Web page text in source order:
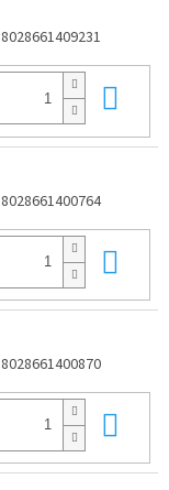
8028661409231
8028661400764
8028661400870